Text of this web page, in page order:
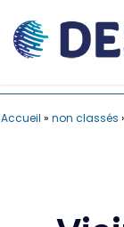
Accueil » non classés